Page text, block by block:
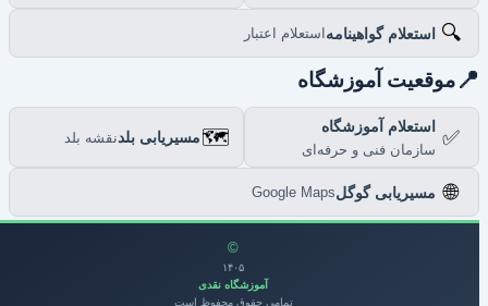
🔍 استعلام گواهینامهاستعلام اعتبار
موقعیت آموزشگاه
✅ استعلام آموزشگاه
سازمان فنی و حرفه‌ای
🗺️مسیریابی بلدنقشه بلد
مسیریابی گوگلGoogle Maps
۱۴۰۵
آموزشگاه نقدی
تمامی حقوق محفوظ است